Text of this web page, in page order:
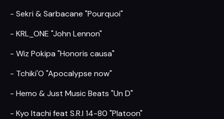
- Sekri & Sarbacane "Pourquoi"
- KRL_ONE "John Lennon"
- Wiz Pokipa "Honoris causa"
- Tchiki'O "Apocalypse now"
- Hemo & Just Music Beats "Un D"
- Kyo Itachi feat S.R.I 14-80 "Platoon"